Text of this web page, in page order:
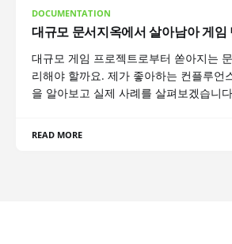
DOCUMENTATION
대규모 문서지옥에서 살아남아 게임
대규모 게임 프로젝트로부터 쏟아지는
리해야 할까요. 제가 좋아하는 컨플루언
을 알아보고 실제 사례를 살펴보겠습니
READ MORE